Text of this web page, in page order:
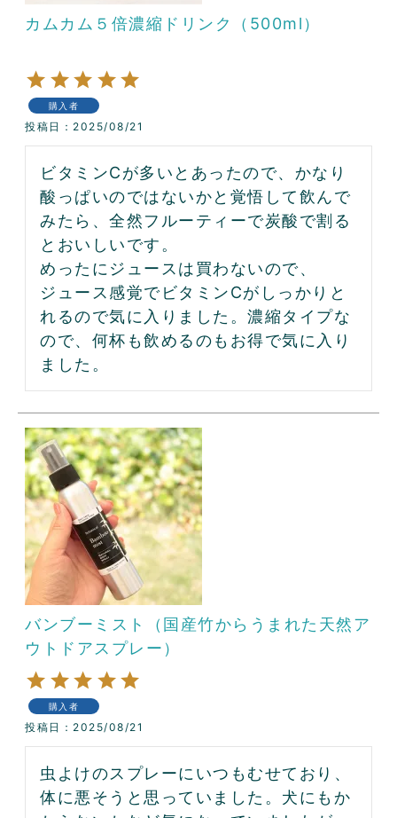
カムカム５倍濃縮ドリンク（500ml）
購入者
投稿日 2025/08/21
ビタミンCが多いとあったので、かなり
酸っぱいのではないかと覚悟して飲んで
みたら、全然フルーティーで炭酸で割る
とおいしいです。
めったにジュースは買わないので、
ジュース感覚でビタミンCがしっかりと
れるので気に入りました。濃縮タイプな
ので、何杯も飲めるのもお得で気に入り
バンブーミスト（国産竹からうまれた天然ア
ウトドアスプレー）
購入者
投稿日 2025/08/21
虫よけのスプレーにいつもむせており、
体に悪そうと思っていました。犬にもか